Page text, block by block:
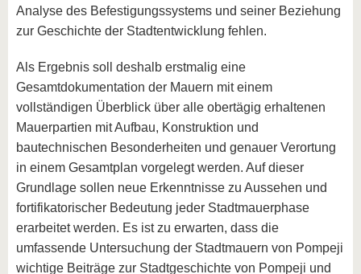
Analyse des Befestigungssystems und seiner Beziehung
zur Geschichte der Stadtentwicklung fehlen.
Als Ergebnis soll deshalb erstmalig eine
Gesamtdokumentation der Mauern mit einem
vollständigen Überblick über alle obertägig erhaltenen
Mauerpartien mit Aufbau, Konstruktion und
bautechnischen Besonderheiten und genauer Verortung
in einem Gesamtplan vorgelegt werden. Auf dieser
Grundlage sollen neue Erkenntnisse zu Aussehen und
fortifikatorischer Bedeutung jeder Stadtmauerphase
erarbeitet werden. Es ist zu erwarten, dass die
umfassende Untersuchung der Stadtmauern von Pompeji
wichtige Beiträge zur Stadtgeschichte von Pompeji und